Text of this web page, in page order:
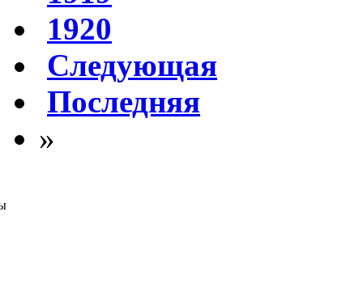
1920
Следующая
Последняя
»